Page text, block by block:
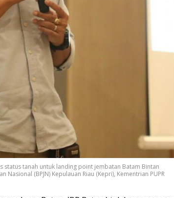
status tanah untuk landing point jembatan Batam Bintan
Nasional (BPJN) Kepulauan Riau (Kepri), Kementrian PUPR